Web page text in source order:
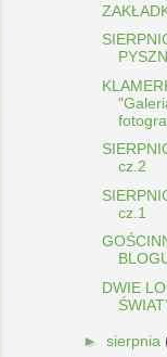
cz.2
cz.1
DWIE
► sierpnia